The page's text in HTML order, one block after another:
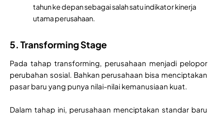
tahun ke depan sebagai salah satu indikator kinerja
utama perusahaan.
5. Transforming Stage
Pada tahap transforming, perusahaan menjadi pelopor
perubahan sosial. Bahkan perusahaan bisa menciptakan
pasar baru yang punya nilai-nilai kemanusiaan kuat.
Dalam tahap ini, perusahaan menciptakan standar baru